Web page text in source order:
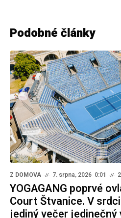
Podobné články
Z DOMOVA 7. srpna, 2026 0:01
YOGAGANG poprvé
Court Štvanice. V
jediný večer